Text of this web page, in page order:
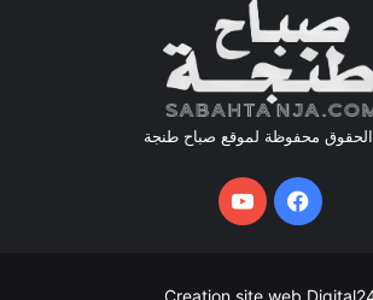
محفوظة لموقع صباح طنجة
فيسبوكيوتيوب
Creation site web